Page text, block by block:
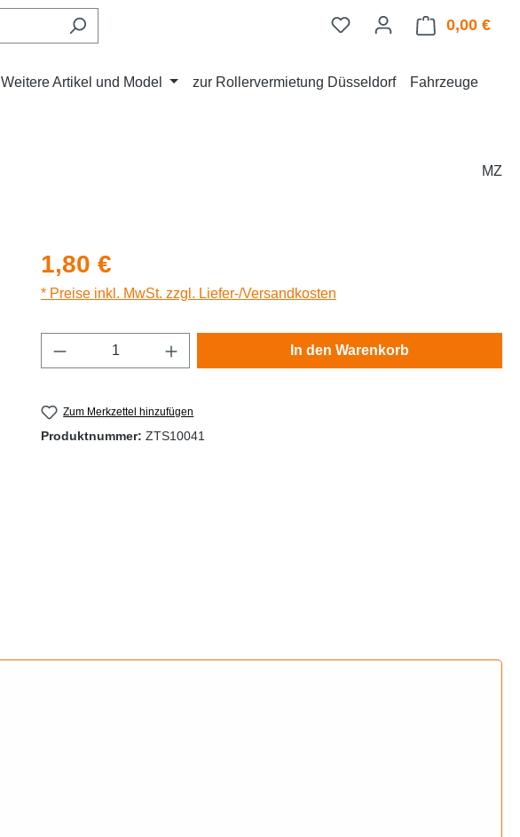
0,00 €
Weitere Artikel und Model zur Rollervermietung Düsseldorf Fahrzeuge
MZ
Regulärer Preis:
1,80 €
* Preise inkl. MwSt. zzgl. Liefer-/Versandkosten
Produkt Anzahl: Gib den gewünschten Wert ein
In den Warenkorb
Zum Merkzettel hinzufügen
Produktnummer: ZTS10041